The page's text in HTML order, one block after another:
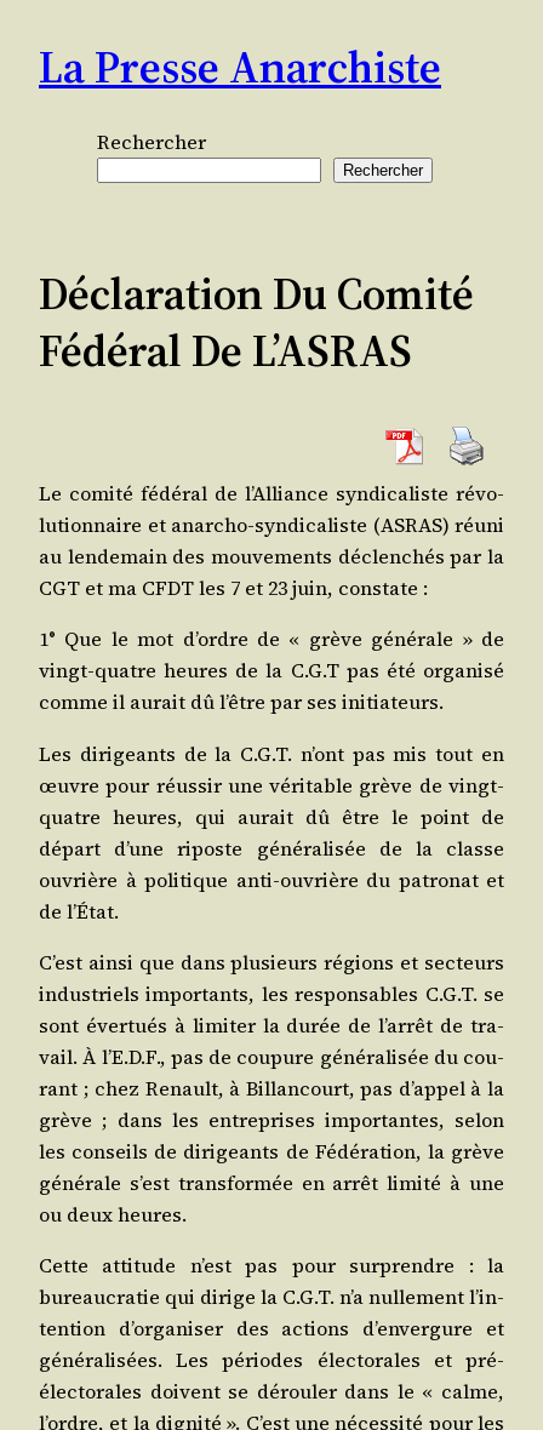
contenu
La Presse Anarchiste
Rechercher
Rechercher
Déclaration Du Comité
Fédéral De L’ASRAS
Le comi­té fédé­ral de l’Alliance syn­di­ca­liste révo­
lu­tion­naire et anar­cho-syn­di­ca­liste (ASRAS) réuni
au len­de­main des mou­ve­ments déclen­chés par la
CGT et ma CFDT les 7 et 23 juin, constate :
1° Que le mot d’ordre de « grève géné­rale » de
vingt-quatre heures de la C.G.T pas été orga­ni­sé
comme il aurait dû l’être par ses initiateurs.
Les diri­geants de la C.G.T. n’ont pas mis tout en
œuvre pour réus­sir une véri­table grève de vingt-
quatre heures, qui aurait dû être le point de
départ d’une riposte géné­ra­li­sée de la classe
ouvrière à poli­tique anti-ouvrière du patro­nat et
de l’État.
C’est ain­si que dans plu­sieurs régions et sec­teurs
indus­triels impor­tants, les res­pon­sables C.G.T. se
sont éver­tués à limi­ter la durée de l’ar­rêt de tra­
vail. À l’E.D.F., pas de cou­pure géné­ra­li­sée du cou­
rant ; chez Renault, à Billan­court, pas d’ap­pel à la
grève ; dans les entre­prises impor­tantes, selon
les conseils de diri­geants de Fédé­ra­tion, la grève
géné­rale s’est trans­for­mée en arrêt limi­té à une
ou deux heures.
Cette atti­tude n’est pas pour sur­prendre : la
bureau­cra­tie qui dirige la C.G.T. n’a nul­le­ment l’in­
ten­tion d’or­ga­ni­ser des actions d’en­ver­gure et
géné­ra­li­sées. Les périodes élec­to­rales et pré-
élec­to­rales doivent se dérou­ler dans le « calme,
l’ordre, et la digni­té ». C’est une néces­si­té pour les